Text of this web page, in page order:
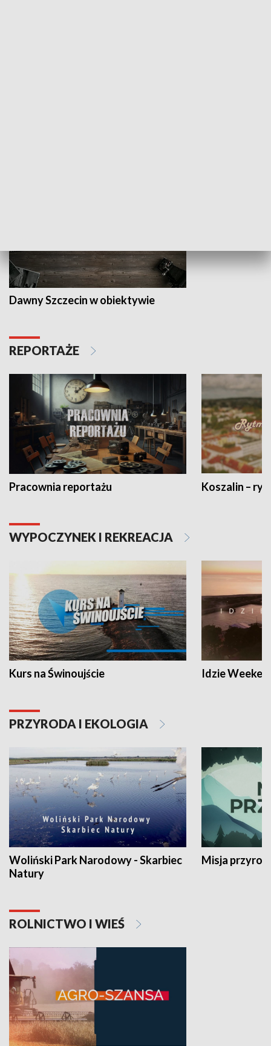
Dawny Szczecin w obiektywie
REPORTAŻE
Pracownia reportażu Koszalin –
WYPOCZYNEK I REKREACJA
Kurs na Świnoujście Idzie
PRZYRODA I EKOLOGIA
Woliński Park Narodowy - Skarbiec
Natury
Misja
ROLNICTWO I WIEŚ